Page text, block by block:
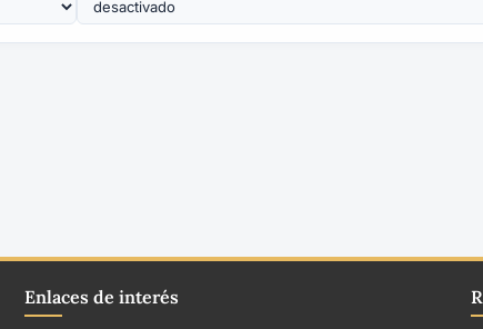
Enlaces de interés